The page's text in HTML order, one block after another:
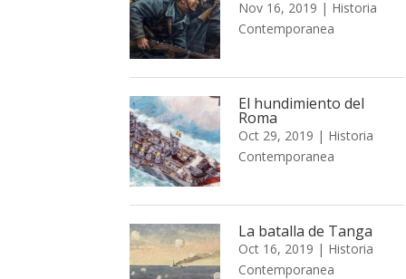
Nov 16, 2019 | Historia
Contemporanea
El hundimiento del
Roma
Oct 29, 2019 | Historia
Contemporanea
La batalla de Tanga
Oct 16, 2019 | Historia
Contemporanea